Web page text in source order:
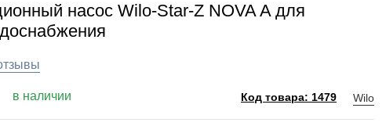
насос Wilo-Star-Z NOVA A для
в наличии Код товара: 1479 Wilo